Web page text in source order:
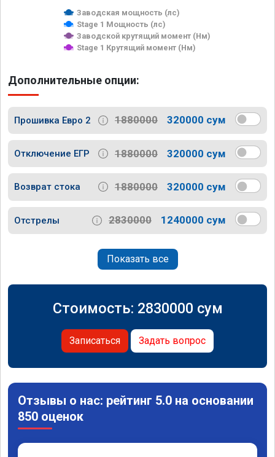
Заводская мощность (лс)
Stage 1 Мощность (лс)
Заводской крутящий момент (Нм)
Stage 1 Крутящий момент (Нм)
Дополнительные опции:
Прошивка Евро 2 1880000 320000 сум
Отключение ЕГР 1880000 320000 сум
Возврат стока 1880000 320000 сум
Отстрелы 2830000 1240000 сум
Показать все
Стоимость: 2830000 сум
Записаться Задать вопрос
Отзывы о нас: рейтинг 5.0 на основании
850 оценок